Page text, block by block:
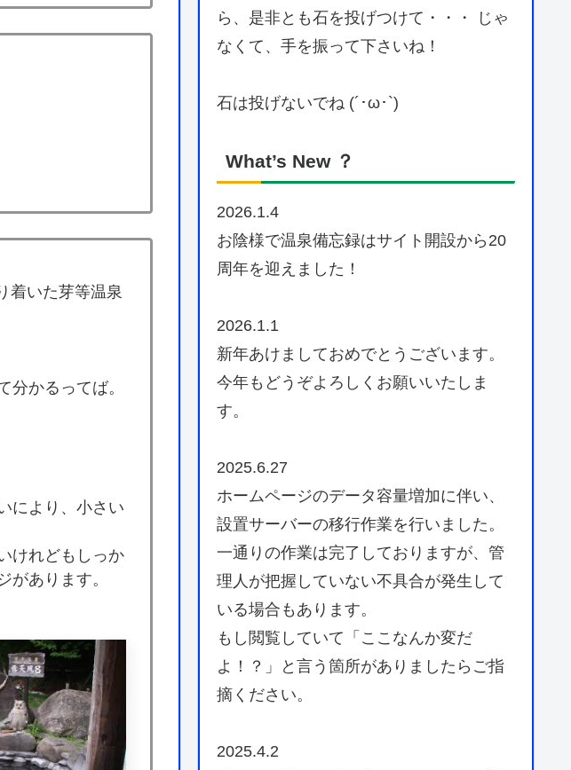
着いた芽等温泉
かるってば。
により、小さい
けれどもしっか
があります。
ら、是非とも石を投げつけて・・・ じゃ
なくて、手を振って下さいね！
石は投げないでね (´･ω･`)
What’s New ？
2026.1.4
お陰様で温泉備忘録はサイト開設から20
周年を迎えました！
2026.1.1
新年あけましておめでとうございます。
今年もどうぞよろしくお願いいたしま
す。
2025.6.27
ホームページのデータ容量増加に伴い、
設置サーバーの移行作業を行いました。
一通りの作業は完了しておりますが、管
理人が把握していない不具合が発生して
いる場合もあります。
もし閲覧していて「ここなんか変だ
よ！？」と言う箇所がありましたらご指
摘ください。
2025.4.2